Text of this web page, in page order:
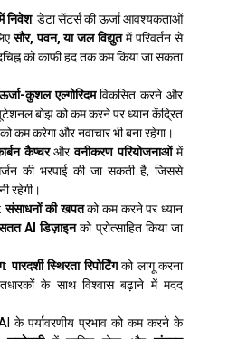
निवेश: डेटा सेंटर्स की ऊर्जा आवश्यकताओं
सौर, पवन, या जल विद्युतमें परिवर्तन से
को काफी हद तक कम किया जा सकता
कुशल एल्गोरिदमविकसित करने और
बोझ को कम करने पर ध्यान केंद्रित
कम करेगा और नवाचार भी बना रहेगा।
कैप्चरऔरवनीकरण परियोजनाओंमें
की भरपाई की जा सकती है, जिससे
रहेगी।
:संसाधनों की खपतको कम करने पर ध्यान
AI डिज़ाइनको प्रोत्साहित किया जा
:पारदर्शी स्थिरता रिपोर्टिंगको लागू करना
के साथ विश्वास बढ़ाने में मदद
के पर्यावरणीय प्रभाव को कम करने के